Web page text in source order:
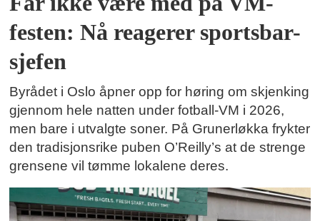
festen: Nå reagerer sportsbar-
sjefen
Byrådet i Oslo åpner opp for høring om skjenking
gjennom hele natten under fotball-VM i 2026,
men bare i utvalgte soner. På Grunerløkka frykter
den tradisjonsrike puben O’Reilly’s at de strenge
grensene vil tømme lokalene deres.